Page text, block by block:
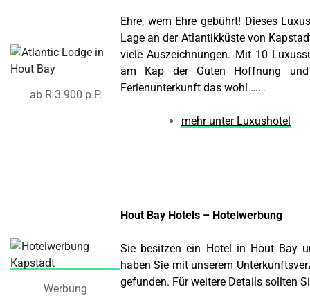
ab R 3.900 p.P.
Ehre, wem Ehre gebührt! Dieses
Lage an der Atlantikküste von
viele Auszeichnungen. Mit 10
am Kap der Guten Hoffnung
Ferienunterkunft das wohl ……
mehr unter Luxushotel
Werbung
Hout Bay Hotels – Hotelwerbung
Sie besitzen ein Hotel in Hout Bay
haben Sie mit unserem
gefunden. Für weitere Details sollten